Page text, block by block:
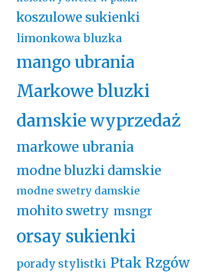
koszulowe sukienki
limonkowa bluzka
mango ubrania
Markowe bluzki
damskie wyprzedaż
markowe ubrania
modne bluzki damskie
modne swetry damskie
mohito swetry msngr
orsay sukienki
porady stylistki Ptak Rzgów